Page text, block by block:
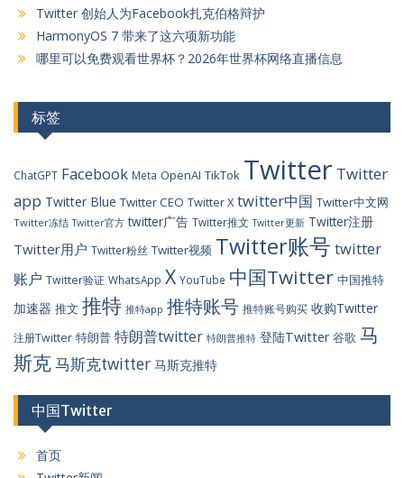
Twitter 创始人为Facebook扎克伯格辩护
HarmonyOS 7 带来了这六项新功能
哪里可以免费观看世界杯？2026年世界杯网络直播信息
标签
ChatGPT Facebook Meta OpenAI TikTok Twitter Twitter
app Twitter Blue Twitter CEO Twitter X twitter中国 Twitter中文网
Twitter冻结 Twitter官方 twitter广告 Twitter推文 Twitter更新 Twitter注册
Twitter用户 Twitter粉丝 Twitter视频 Twitter账号 twitter
账户 Twitter验证 WhatsApp X YouTube 中国Twitter 中国推特
加速器 推文 推特 推特app 推特账号 推特账号购买 收购Twitter
注册Twitter 特朗普 特朗普twitter 特朗普推特 登陆Twitter 谷歌 马
斯克马斯克twitter 马斯克推特
中国Twitter
首页